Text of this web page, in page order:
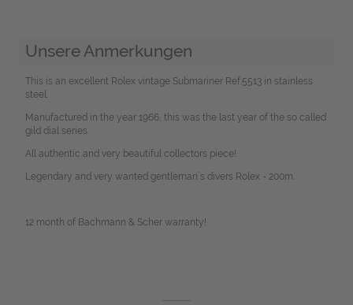
Unsere Anmerkungen
This is an excellent Rolex vintage Submariner Ref.5513 in stainless
steel.
Manufactured in the year 1966, this was the last year of the so called
gild dial series.
All authentic and very beautiful collectors piece!
Legendary and very wanted gentleman´s divers Rolex - 200m.
12 month of Bachmann & Scher warranty!